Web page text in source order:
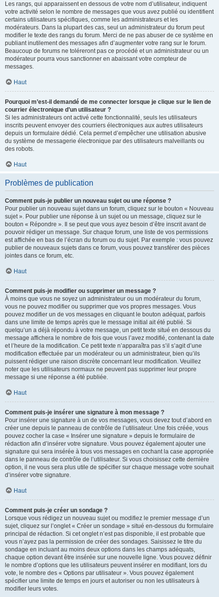
Les rangs, qui apparaissent en dessous de votre nom d’utilisateur, indiquent
votre activité selon le nombre de messages que vous avez publié ou identifient
certains utilisateurs spécifiques, comme les administrateurs et les
modérateurs. Dans la plupart des cas, seul un administrateur du forum peut
modifier le texte des rangs du forum. Merci de ne pas abuser de ce système en
publiant inutilement des messages afin d’augmenter votre rang sur le forum.
Beaucoup de forums ne toléreront pas ce procédé et un administrateur ou un
modérateur pourra vous sanctionner en abaissant votre compteur de
messages.
Haut
Pourquoi m’est-il demandé de me connecter lorsque je clique sur le lien de
courrier électronique d’un utilisateur ?
Si les administrateurs ont activé cette fonctionnalité, seuls les utilisateurs
inscrits peuvent envoyer des courriers électroniques aux autres utilisateurs
depuis un formulaire dédié. Cela permet d’empêcher une utilisation abusive
du système de messagerie électronique par des utilisateurs malveillants ou
des robots.
Haut
Problèmes de publication
Comment puis-je publier un nouveau sujet ou une réponse ?
Pour publier un nouveau sujet dans un forum, cliquez sur le bouton « Nouveau
sujet ». Pour publier une réponse à un sujet ou un message, cliquez sur le
bouton « Répondre ». Il se peut que vous ayez besoin d’être inscrit avant de
pouvoir rédiger un message. Sur chaque forum, une liste de vos permissions
est affichée en bas de l’écran du forum ou du sujet. Par exemple : vous pouvez
publier de nouveaux sujets dans ce forum, vous pouvez transférer des pièces
jointes dans ce forum, etc.
Haut
Comment puis-je modifier ou supprimer un message ?
À moins que vous ne soyez un administrateur ou un modérateur du forum,
vous ne pouvez modifier ou supprimer que vos propres messages. Vous
pouvez modifier un de vos messages en cliquant le bouton adéquat, parfois
dans une limite de temps après que le message initial ait été publié. Si
quelqu’un a déjà répondu à votre message, un petit texte situé en dessous du
message affichera le nombre de fois que vous l’avez modifié, contenant la date
et l’heure de la modification. Ce petit texte n’apparaîtra pas s’il s’agit d’une
modification effectuée par un modérateur ou un administrateur, bien qu’ils
puissent rédiger une raison discrète concernant leur modification. Veuillez
noter que les utilisateurs normaux ne peuvent pas supprimer leur propre
message si une réponse a été publiée.
Haut
Comment puis-je insérer une signature à mon message ?
Pour insérer une signature à un de vos messages, vous devez tout d’abord en
créer une depuis le panneau de contrôle de l’utilisateur. Une fois créée, vous
pouvez cocher la case « Insérer une signature » depuis le formulaire de
rédaction afin d’insérer votre signature. Vous pouvez également ajouter une
signature qui sera insérée à tous vos messages en cochant la case appropriée
dans le panneau de contrôle de l’utilisateur. Si vous choisissez cette dernière
option, il ne vous sera plus utile de spécifier sur chaque message votre souhait
d’insérer votre signature.
Haut
Comment puis-je créer un sondage ?
Lorsque vous rédigez un nouveau sujet ou modifiez le premier message d’un
sujet, cliquez sur l’onglet « Créer un sondage » situé en-dessous du formulaire
principal de rédaction. Si cet onglet n’est pas disponible, il est probable que
vous n’ayez pas la permission de créer des sondages. Saisissez le titre du
sondage en incluant au moins deux options dans les champs adéquats,
chaque option devant être insérée sur une nouvelle ligne. Vous pouvez définir
le nombre d’options que les utilisateurs peuvent insérer en modifiant, lors du
vote, le nombre des « Options par utilisateur ». Vous pouvez également
spécifier une limite de temps en jours et autoriser ou non les utilisateurs à
modifier leurs votes.